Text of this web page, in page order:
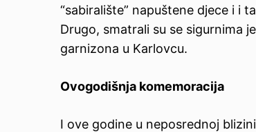
“sabiralište” napuštene djece i i
Drugo, smatrali su se sigurnima
garnizona u Karlovcu.
Ovogodišnja komemoracija
I ove godine u neposrednoj